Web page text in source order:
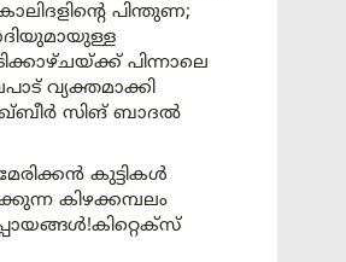
പിന്തുണ;
പിന്നാലെ
വ്യക്തമാക്കി
സിങ് ബാദൽ
കുട്ടികൾ
കിഴക്കമ്പലം